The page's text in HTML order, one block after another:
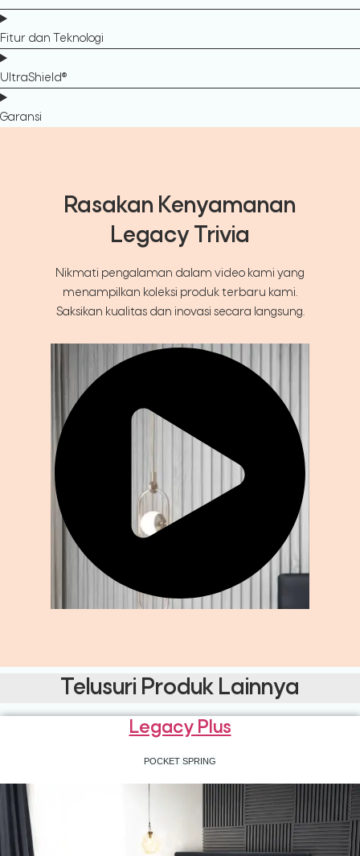
Fitur dan Teknologi
UltraShield®
Garansi
Rasakan Kenyamanan
Legacy Trivia
Nikmati pengalaman dalam video kami yang
menampilkan koleksi produk terbaru kami.
Saksikan kualitas dan inovasi secara langsung.
Telusuri Produk Lainnya
Legacy Plus
POCKET SPRING